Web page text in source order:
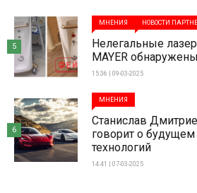
МНЕНИЯ НОВОСТИ
Нелегальные
MAYER
15:36 | 09-03-2025
5
МНЕНИЯ
Станислав
говорит о
технологий
14:41 | 07-03-2025
6